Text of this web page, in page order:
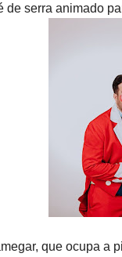
serra animado
que ocupa a